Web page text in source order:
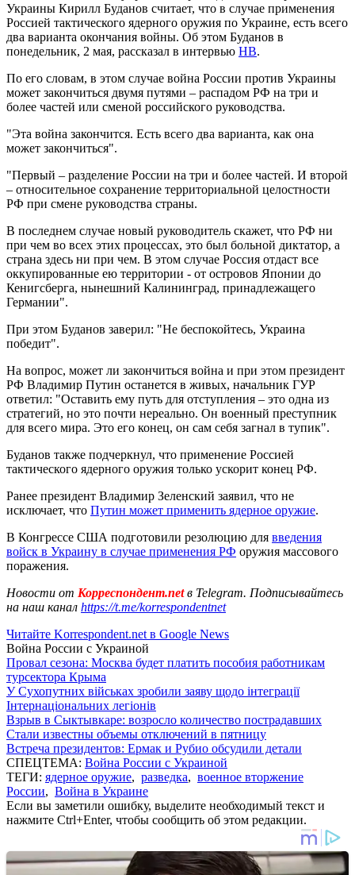
Украины Кирилл Буданов считает, что в случае применения
Россией тактического ядерного оружия по Украине, есть всего
два варианта окончания войны. Об этом Буданов в
понедельник, 2 мая, рассказал в интервью НВ.
По его словам, в этом случае война России против Украины
может закончиться двумя путями – распадом РФ на три и
более частей или сменой российского руководства.
"Эта война закончится. Есть всего два варианта, как она
может закончиться".
"Первый – разделение России на три и более частей. И второй
– относительное сохранение территориальной целостности
РФ при смене руководства страны.
В последнем случае новый руководитель скажет, что РФ ни
при чем во всех этих процессах, это был больной диктатор, а
страна здесь ни при чем. В этом случае Россия отдаст все
оккупированные ею территории - от островов Японии до
Кенигсберга, нынешний Калининград, принадлежащего
Германии".
При этом Буданов заверил: "Не беспокойтесь, Украина
победит".
На вопрос, может ли закончиться война и при этом президент
РФ Владимир Путин останется в живых, начальник ГУР
ответил: "Оставить ему путь для отступления – это одна из
стратегий, но это почти нереально. Он военный преступник
для всего мира. Это его конец, он сам себя загнал в тупик".
Буданов также подчеркнул, что применение Россией
тактического ядерного оружия только ускорит конец РФ.
Ранее президент Владимир Зеленский заявил, что не
исключает, что Путин может применить ядерное оружие.
В Конгрессе США подготовили резолюцию для введения
войск в Украину в случае применения РФ оружия массового
поражения.
Новости от Корреспондент.netв Telegram. Подписывайтесь
на наш канал https://t.me/korrespondentnet
Читайте Korrespondent.net в Google News
Война России с Украиной
Провал сезона: Москва будет платить пособия работникам
турсектора Крыма
У Сухопутних військах зробили заяву щодо інтеграції
Інтернаціональних легіонів
Взрыв в Сыктывкаре: возросло количество пострадавших
Стали известны объемы отключений в пятницу
Встреча президентов: Ермак и Рубио обсудили детали
СПЕЦТЕМА: Война России с Украиной
ТЕГИ: ядерное оружие, разведка, военное вторжение
России, Война в Украине
Если вы заметили ошибку, выделите необходимый текст и
нажмите Ctrl+Enter, чтобы сообщить об этом редакции.